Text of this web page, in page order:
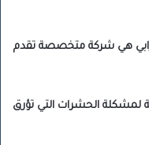
هي شركة متخصصة تقدم
لمشكلة الحشرات التي تؤرق